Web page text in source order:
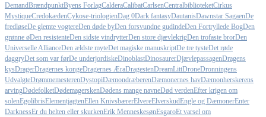
DemandBrændpunktByens ForlagCalderaCalibatCarlsenCentralbiblioteketCirkus
MystiqueCredokædenCykose-triologienDag 0Dark fantasyDautanisDawnstar SagaenDe
fredløseDe glemte vogtereDen døde byDen forsvundne gudindeDen Fortryllede BogDen
grønne øDen resistenteDen sidste vindrytterDen store djævlekrigDen trofaste brorDen
Universelle AllianceDen ældste myteDet magiske manuskriptDe tre tysteDet røde
daggryDet som var førDe underjordiskeDinoblastDinosaurerDjævlepassagenDragens
kysDragerDragernes kongeDragernes ÆraDragestenDreamLittDroneDronningens
UdvalgteDrømmemesterenDystopiDæmondræberenDæmonernes havDæmonherskerens
arvingDødefolketDødemagerskenDødens mange navneDød verdenEfter krigen om
solenEgolibrisElementjagtenEllen KnivsbærerElvereElverskudEngle og DæmonerEnter
DarknessEr du helten eller skurkenErik MenneskesønEsgaroEt varsel om